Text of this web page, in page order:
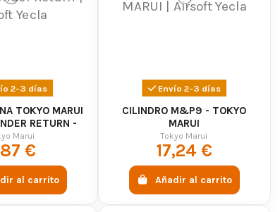
2-3 días
TOKYO MARUI
RETURN -
MARUI
Marui
€
al carrito
Envío 2-3 días
CILINDRO M&P9 - TOKYO
MARUI
Tokyo Marui
17,24 €
Añadir al carrito